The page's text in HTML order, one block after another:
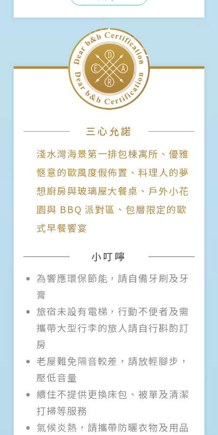
三心允諾
淺水灣海景第一排包棟寓所、優雅
愜意的歐風度假佈置、料理人的夢
想廚房與玻璃屋大餐桌、戶外小花
園與 BBQ 派對區、包層限定的歐
式早餐饗宴
小叮嚀
為響應環保節能，請自備牙刷及牙
膏
旅宿未設有電梯，行動不便者及需
攜帶大型行李的旅人請自行斟酌訂
房
老屋難免隔音較差，請放輕腳步，
壓低音量
續住不提供更換床包、被單及清潔
打掃等服務
氣候炎熱，請攜帶防曬衣物及用品